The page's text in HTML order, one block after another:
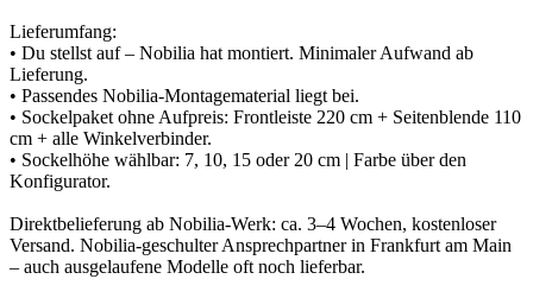
Lieferumfang:
• Du stellst auf – Nobilia hat montiert. Minimaler Aufwand ab
Lieferung.
• Passendes Nobilia-Montagematerial liegt bei.
• Sockelpaket ohne Aufpreis: Frontleiste 220 cm + Seitenblende 110
cm + alle Winkelverbinder.
• Sockelhöhe wählbar: 7, 10, 15 oder 20 cm | Farbe über den
Konfigurator.
Direktbelieferung ab Nobilia-Werk: ca. 3–4 Wochen, kostenloser
Versand. Nobilia-geschulter Ansprechpartner in Frankfurt am Main
– auch ausgelaufene Modelle oft noch lieferbar.